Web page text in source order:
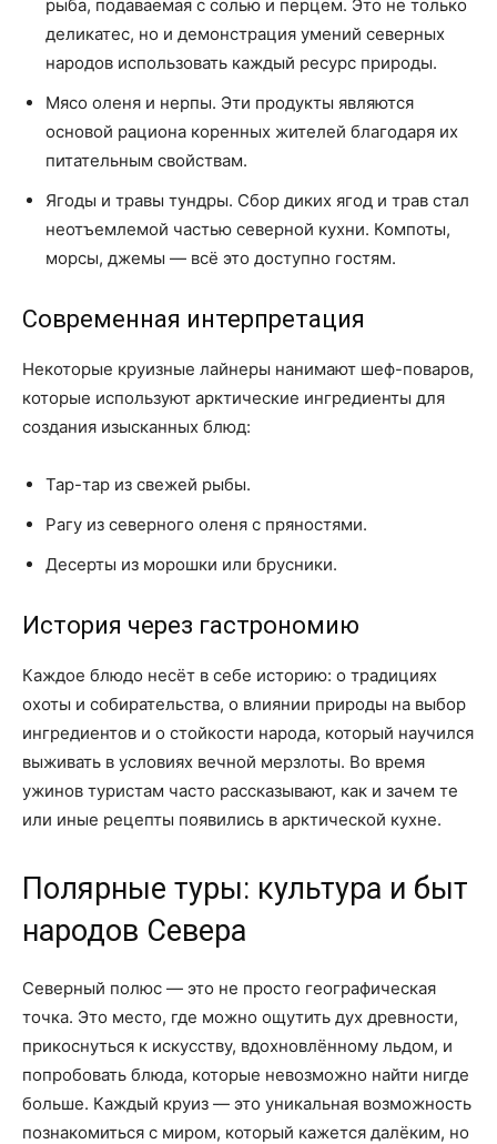
рыба, подаваемая с солью и перцем. Это не только
деликатес, но и демонстрация умений северных
народов использовать каждый ресурс природы.
Мясо оленя и нерпы. Эти продукты являются
основой рациона коренных жителей благодаря их
питательным свойствам.
Ягоды и травы тундры. Сбор диких ягод и трав стал
неотъемлемой частью северной кухни. Компоты,
морсы, джемы — всё это доступно гостям.
Современная интерпретация
Некоторые круизные лайнеры нанимают шеф-поваров,
которые используют арктические ингредиенты для
создания изысканных блюд:
Тар-тар из свежей рыбы.
Рагу из северного оленя с пряностями.
Десерты из морошки или брусники.
История через гастрономию
Каждое блюдо несёт в себе историю: о традициях
охоты и собирательства, о влиянии природы на выбор
ингредиентов и о стойкости народа, который научился
выживать в условиях вечной мерзлоты. Во время
ужинов туристам часто рассказывают, как и зачем те
или иные рецепты появились в арктической кухне.
Полярные туры: культура и быт
народов Севера
Северный полюс — это не просто географическая
точка. Это место, где можно ощутить дух древности,
прикоснуться к искусству, вдохновлённому льдом, и
попробовать блюда, которые невозможно найти нигде
больше. Каждый круиз — это уникальная возможность
познакомиться с миром, который кажется далёким, но